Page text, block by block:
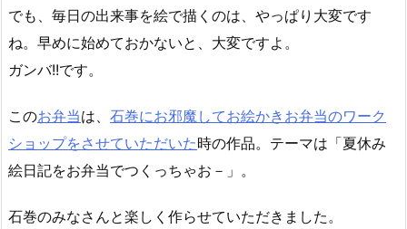
でも、毎日の出来事を絵で描くのは、やっぱり大変です
ね。早めに始めておかないと、大変ですよ。
ガンバ!!です。
このお弁当は、 石巻にお邪魔してお絵かきお弁当のワーク
ショップをさせていただいた時の作品。テーマは「夏休み
絵日記をお弁当でつくっちゃお－」。
石巻のみなさんと楽しく作らせていただきました。